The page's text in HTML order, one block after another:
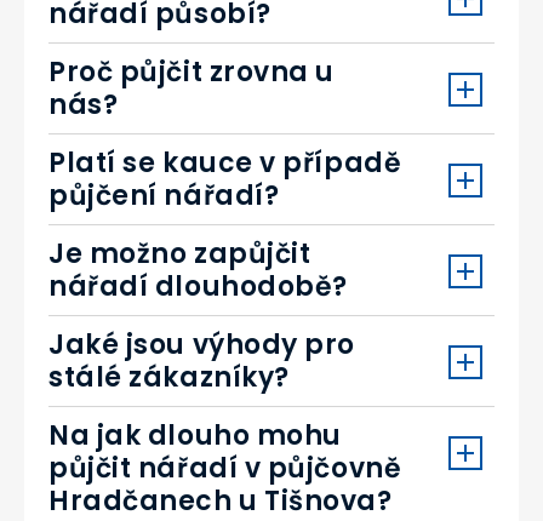
nářadí působí?
Proč půjčit zrovna u
nás?
Platí se kauce v případě
půjčení nářadí?
Je možno zapůjčit
nářadí dlouhodobě?
Jaké jsou výhody pro
stálé zákazníky?
Na jak dlouho mohu
půjčit nářadí v půjčovně
Hradčanech u Tišnova?